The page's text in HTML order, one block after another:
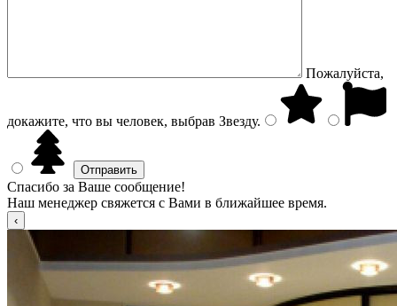
Пожалуйста,
докажите, что вы человек, выбрав Звезду.
Спасибо за Ваше сообщение!
Наш менеджер свяжется с Вами в ближайшее время.